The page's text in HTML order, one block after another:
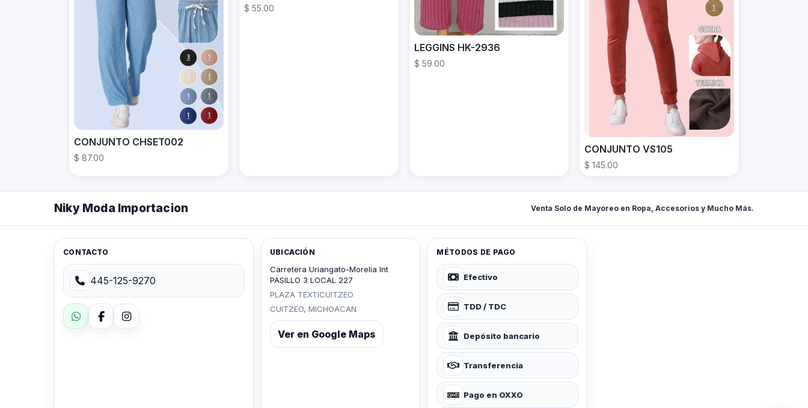
CONJUNTO CHSET002
$ 87.00
$ 55.00
LEGGINS HK-2936
$ 59.00
CONJUNTO VS105
$ 145.00
Niky Moda Importacion Venta Solo de Mayoreo en Ropa, Accesorios y Mucho Más.
CONTACTO
445-125-9270
UBICACIÓN
Carretera Uriangato-Morelia Int
PASILLO 3 LOCAL 227
PLAZA TEXTICUITZEO
CUITZEO, MICHOACAN
Ver en Google Maps
MÉTODOS DE PAGO
Efectivo
TDD / TDC
Depósito bancario
Transferencia
Pago en OXXO